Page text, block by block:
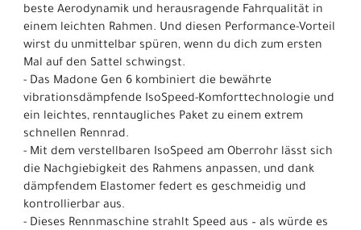
beste Aerodynamik und herausragende Fahrqualität in
einem leichten Rahmen. Und diesen Performance-Vorteil
wirst du unmittelbar spüren, wenn du dich zum ersten
Mal auf den Sattel schwingst.
- Das Madone Gen 6 kombiniert die bewährte
vibrationsdämpfende IsoSpeed-Komforttechnologie und
ein leichtes, renntaugliches Paket zu einem extrem
schnellen Rennrad.
- Mit dem verstellbaren IsoSpeed am Oberrohr lässt sich
die Nachgiebigkeit des Rahmens anpassen, und dank
dämpfendem Elastomer federt es geschmeidig und
kontrollierbar aus.
- Dieses Rennmaschine strahlt Speed aus – als würde es